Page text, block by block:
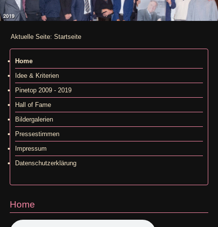
Aktuelle Seite: Startseite
Home
Idee & Kriterien
Pinetop 2009 - 2019
Hall of Fame
Bildergalerien
Pressestimmen
Impressum
Datenschutzerklärung
Home